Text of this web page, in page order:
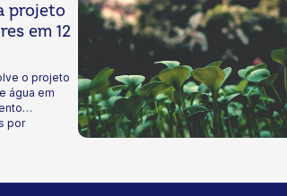
projeto
em 12
o projeto
água em
por